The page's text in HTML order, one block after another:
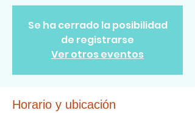
Se ha cerrado la posibilidad
de registrarse
Ver otros eventos
Horario y ubicación